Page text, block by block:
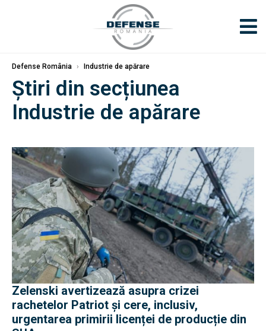
Defense România › Industrie de apărare
Știri din secțiunea
Industrie de apărare
Zelenski avertizează asupra crizei
rachetelor Patriot și cere, inclusiv,
urgentarea primirii licenței de producție din